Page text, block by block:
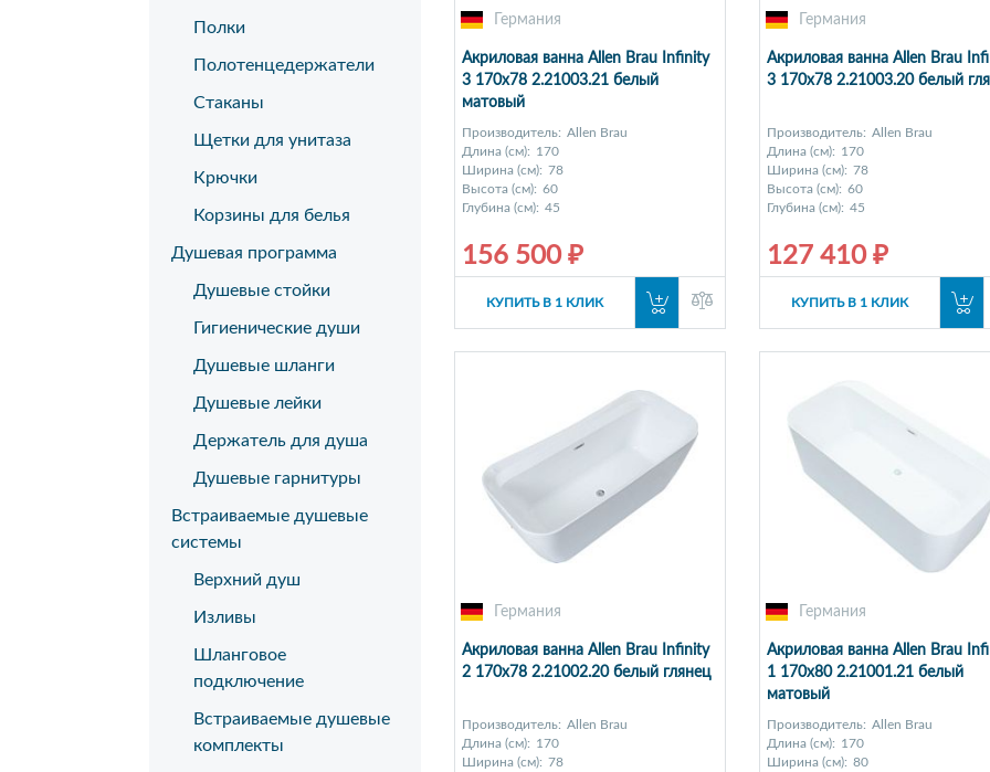
Полки
Полотенцедержатели
Стаканы
Щетки для унитаза
Крючки
Корзины для белья
Душевая программа
Душевые стойки
Гигиенические души
Душевые шланги
Душевые лейки
Держатель для душа
Душевые гарнитуры
Встраиваемые душевые
системы
Верхний душ
Изливы
Шланговое
подключение
Встраиваемые душевые
комплекты
Германия
Акриловая ванна Allen Brau Infinity
3 170x78 2.21003.21 белый
матовый
Производитель: Allen Brau
Длина (см): 170
Ширина (см): 78
Высота (см): 60
Глубина (см): 45
156 500 ₽
КУПИТЬ В 1 КЛИК
Германия
Акриловая ванна Allen Brau
3 170x78 2.21003.20 белый
Производитель: Allen Brau
Длина (см): 170
Ширина (см): 78
Высота (см): 60
Глубина (см): 45
127 410 ₽
КУПИТЬ В 1 КЛИК
Германия
Акриловая ванна Allen Brau Infinity
2 170x78 2.21002.20 белый глянец
Производитель: Allen Brau
Длина (см): 170
Ширина (см): 78
Германия
Акриловая ванна Allen Brau
1 170x80 2.21001.21 белый
матовый
Производитель: Allen Brau
Длина (см): 170
Ширина (см): 80